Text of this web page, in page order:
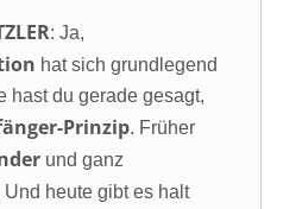
: Ja,
hat sich grundlegend
hast du gerade gesagt,
Prinzip. Früher
und ganz
Und heute gibt es halt